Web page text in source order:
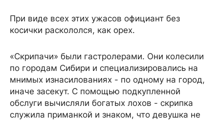
При виде всех этих ужасов официант без
косички раскололся, как орех.
«Скрипачи» были гастролерами. Они колесили
по городам Сибири и специализировались на
мнимых изнасилованиях - по одному на город,
иначе засекут. С помощью подкупленной
обслуги вычисляли богатых лохов - скрипка
служила приманкой и знаком, что девушка не